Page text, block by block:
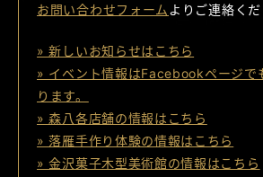
お問い合わせフォーム よりご連絡くだ
» 新しいお知らせはこちら
» イベント情報はFacebookページで
ります。
» 森八各店舗の情報はこちら
» 落雁手作り体験の情報はこちら
» 金沢菓子木型美術館の情報はこちら